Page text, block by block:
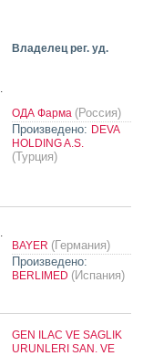
Владелец рег. уд.
ОДА Фарма (Россия)
Произведено: DEVA
HOLDING A.S.
(Турция)
BAYER (Германия)
Произведено:
BERLIMED (Испания)
GEN ILAC VE SAGLIK
URUNLERI SAN. VE